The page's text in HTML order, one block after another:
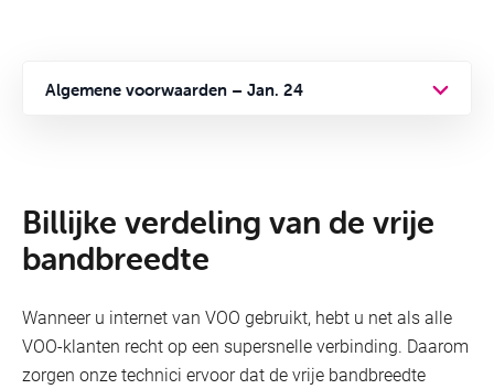
Formules
& packs
Algemene voorwaarden – Jan. 24
Cookies
Voorwaarden van de promoties
Netwerkbeheer
Billijke verdeling van de vrije
bandbreedte
Wanneer u internet van VOO gebruikt, hebt u net als alle
VOO-klanten recht op een supersnelle verbinding. Daarom
zorgen onze technici ervoor dat de vrije bandbreedte